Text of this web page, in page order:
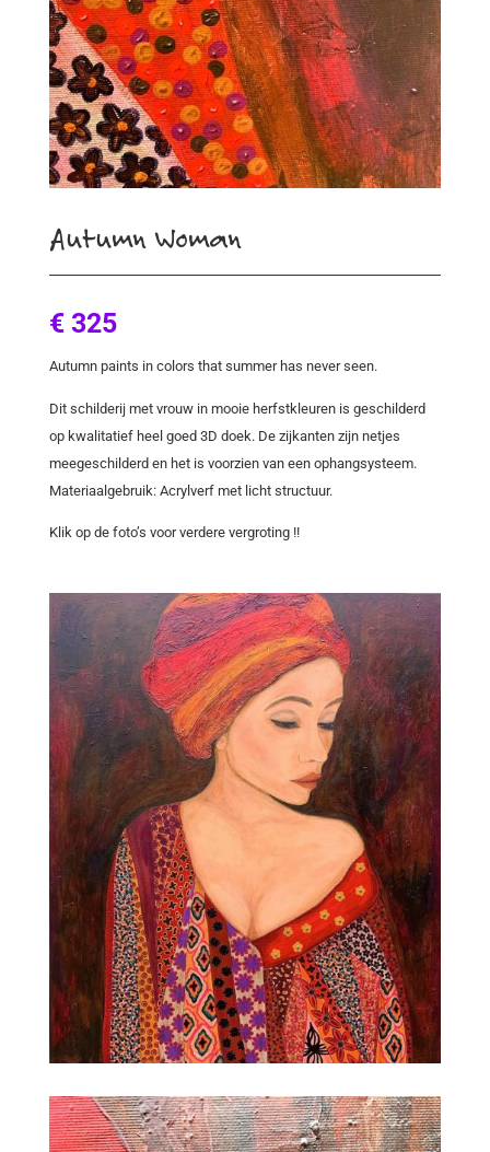
Autumn Woman
€ 325
Autumn paints in colors that summer has never seen.
Dit schilderij met vrouw in mooie herfstkleuren is geschilderd
op kwalitatief heel goed 3D doek. De zijkanten zijn netjes
meegeschilderd en het is voorzien van een ophangsysteem.
Materiaalgebruik: Acrylverf met licht structuur.
Klik op de foto’s voor verdere vergroting !!